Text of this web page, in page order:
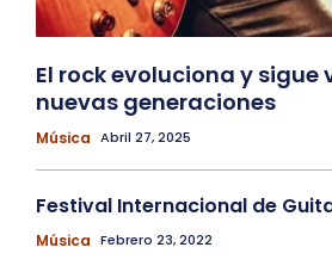
El rock evoluciona y sigue
nuevas generaciones
Música Abril 27, 2025
Festival Internacional de
Música Febrero 23, 2022